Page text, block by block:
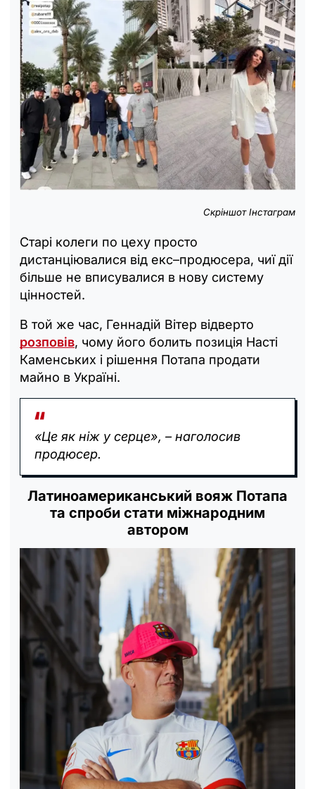
Скріншот Інстаграм
Старі колеги по цеху просто
дистанціювалися від екс–продюсера, чиї дії
більше не вписувалися в нову систему
цінностей.
В той же час, Геннадій Вітер відверто
розповів, чому його болить позиція Насті
Каменських і рішення Потапа продати
майно в Україні.
«Це як ніж у серце», – наголосив
продюсер.
Латиноамериканський вояж Потапа
та спроби стати міжнародним
автором